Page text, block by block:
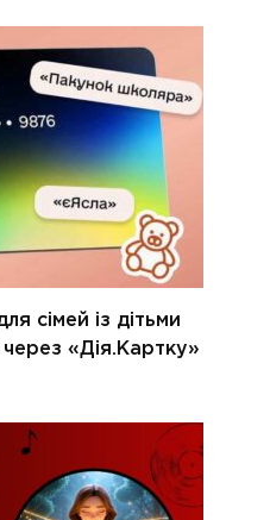
сімей із дітьми
«Дія.Картку»